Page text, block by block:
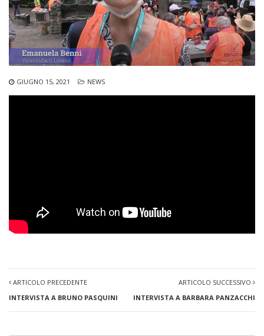
GIUGNO 15, 2021 NEWS
ARTICOLO PRECEDENTE
INTERVISTA A BRUNO PASQUINI
ARTICOLO SUCCESSIVO
INTERVISTA A BARBARA PANZACCHI